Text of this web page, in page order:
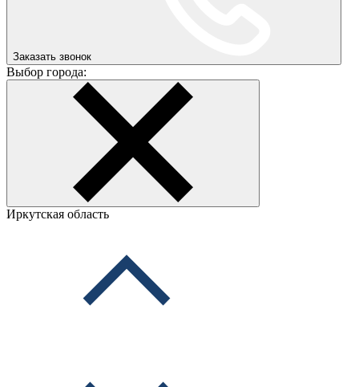
Заказать звонок
Выбор города:
Иркутская область